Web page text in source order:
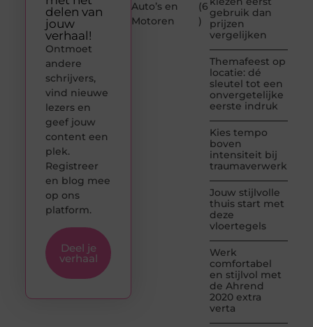
Auto’s en
Motoren
(6
)
gebruik dan
prijzen
vergelijken
Themafeest op
locatie: dé
sleutel tot een
onvergetelijke
eerste indruk
Kies tempo
boven
intensiteit bij
traumaverwerking
Jouw stijlvolle
thuis start met
deze
vloertegels
Werk
comfortabel
en stijlvol met
de Ahrend
2020 extra
verta
delen van
jouw
verhaal!
Ontmoet
andere
schrijvers,
vind nieuwe
lezers en
geef jouw
content een
plek.
Registreer
en blog mee
op ons
platform.
Deel je
verhaal